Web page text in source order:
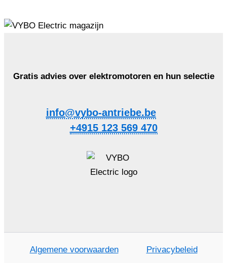
Gratis advies over elektromotoren en hun selectie
info@vybo-antriebe.be
+4915 123 569 470
Algemene voorwaarden Privacybeleid